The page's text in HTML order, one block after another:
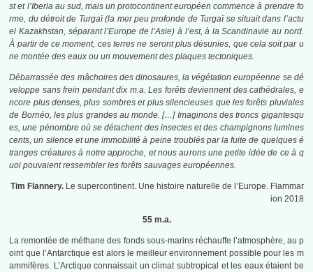
st et l’Iberia au sud, mais un protocontinent européen commence à prendre fo
rme, du détroit de Turgaï (la mer peu profonde de Turgaï se situait dans l’actu
el Kazakhstan, séparant l’Europe de l’Asie) à l’est, à la Scandinavie au nord.
À partir de ce moment, ces terres ne seront plus désunies, que cela soit par u
ne montée des eaux ou un mouvement des plaques tectoniques.
Débarrassée des mâchoires des dinosaures, la végétation européenne se dé
veloppe sans frein pendant dix m.a. Les forêts deviennent des cathédrales, e
ncore plus denses, plus sombres et plus silencieuses que les forêts pluviales
de Bornéo, les plus grandes au monde. […] Imaginons des troncs gigantesqu
es, une pénombre où se détachent des insectes et des champignons lumines
cents, un silence et une immobilité à peine troublés par la fuite de quelques é
tranges créatures à notre approche, et nous aurons une petite idée de ce à q
uoi pouvaient ressembler les forêts sauvages européennes.
Tim Flannery.Le supercontinent. Une histoire naturelle de l’Europe. Flammar
ion 2018
55 m.a.
La remontée de méthane des fonds sous-marins réchauffe l’atmosphère, au p
oint que l’Antarctique est alors le meilleur environnement possible pour les m
ammifères. L’Arctique connaissait un climat subtropical et les eaux étaient be